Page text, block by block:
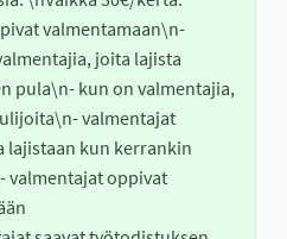
valmentamaan\n-
joita lajista
pula\n- kun on valmentajia,
valmentajat
lajistaan kun kerrankin
valmentajat oppivat